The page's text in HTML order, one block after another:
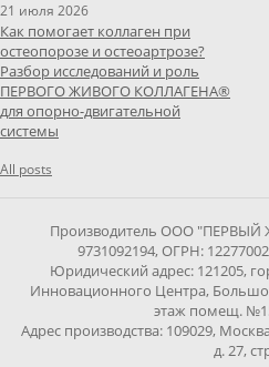
21 июля 2026
Как помогает коллаген при
остеопорозе и остеоартрозе?
Разбор исследований и роль
ПЕРВОГО ЖИВОГО КОЛЛАГЕНА®
для опорно-двигательной
системы
All posts
Производитель ООО
9731092194, ОГРН:
Юридический адрес: 121205,
Инновационного Центра,
этаж помещ.
Адрес производства: 109029,
д. 27,